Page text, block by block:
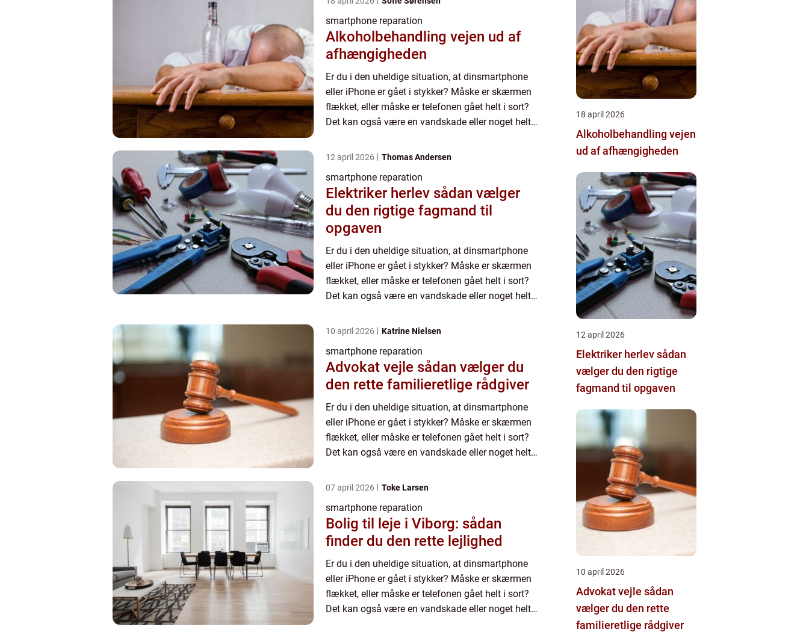
smartphone reparation
Alkoholbehandling vejen ud af
afhængigheden
Er du i den uheldige situation, at dinsmartphone
eller iPhone er gået i stykker? Måske er skærmen
flækket, eller måske er telefonen gået helt i sort?
Det kan også være en vandskade eller noget helt
12 april 2026 Thomas Andersen
smartphone reparation
Elektriker herlev sådan vælger
du den rigtige fagmand til
opgaven
Er du i den uheldige situation, at dinsmartphone
eller iPhone er gået i stykker? Måske er skærmen
flækket, eller måske er telefonen gået helt i sort?
Det kan også være en vandskade eller noget helt
10 april 2026 Katrine Nielsen
smartphone reparation
Advokat vejle sådan vælger du
den rette familieretlige rådgiver
Er du i den uheldige situation, at dinsmartphone
eller iPhone er gået i stykker? Måske er skærmen
flækket, eller måske er telefonen gået helt i sort?
Det kan også være en vandskade eller noget helt
07 april 2026 Toke Larsen
smartphone reparation
Bolig til leje i Viborg: sådan
finder du den rette lejlighed
Er du i den uheldige situation, at dinsmartphone
eller iPhone er gået i stykker? Måske er skærmen
flækket, eller måske er telefonen gået helt i sort?
Det kan også være en vandskade eller noget helt
18 april 2026
Alkoholbehandling vejen
ud af afhængigheden
12 april 2026
Elektriker herlev sådan
vælger du den rigtige
fagmand til opgaven
10 april 2026
Advokat vejle sådan
vælger du den rette
familieretlige rådgiver